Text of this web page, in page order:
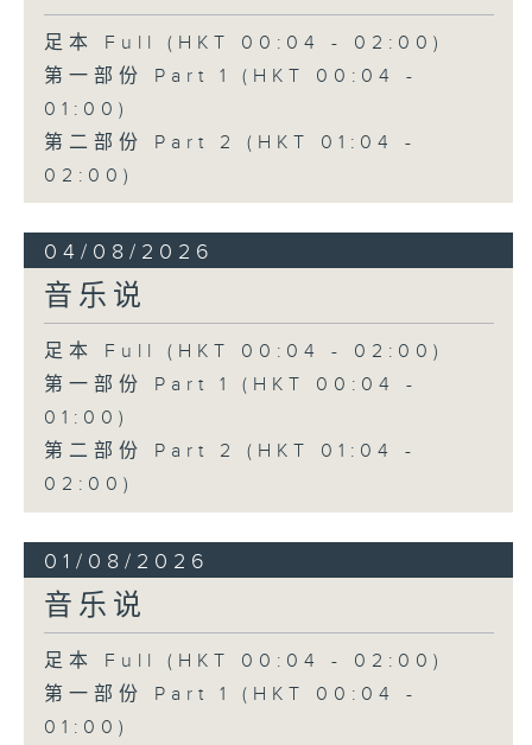
足本 Full (HKT 00:04 - 02:00)
第一部份 Part 1 (HKT 00:04 -
01:00)
第二部份 Part 2 (HKT 01:04 -
02:00)
04/08/2026
音乐说
足本 Full (HKT 00:04 - 02:00)
第一部份 Part 1 (HKT 00:04 -
01:00)
第二部份 Part 2 (HKT 01:04 -
02:00)
01/08/2026
音乐说
足本 Full (HKT 00:04 - 02:00)
第一部份 Part 1 (HKT 00:04 -
01:00)